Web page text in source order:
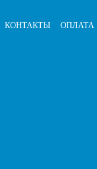
КОНТАКТЫ ОПЛАТА